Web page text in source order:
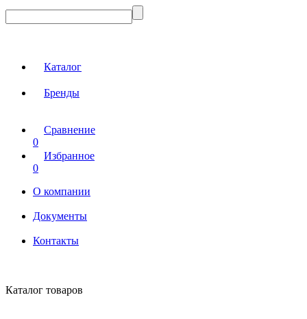
Каталог
Бренды
Сравнение
0
Избранное
0
О компании
Документы
Контакты
Каталог товаров